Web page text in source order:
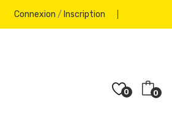
Connexion / Inscription
0 0